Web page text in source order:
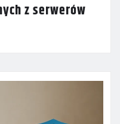
z serwerów